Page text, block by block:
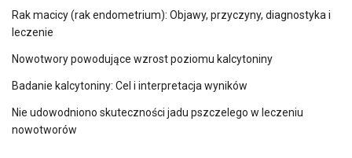
Rak macicy (rak endometrium): Objawy, przyczyny, diagnostyka i
leczenie
Nowotwory powodujące wzrost poziomu kalcytoniny
Badanie kalcytoniny: Cel i interpretacja wyników
Nie udowodniono skuteczności jadu pszczelego w leczeniu
nowotworów